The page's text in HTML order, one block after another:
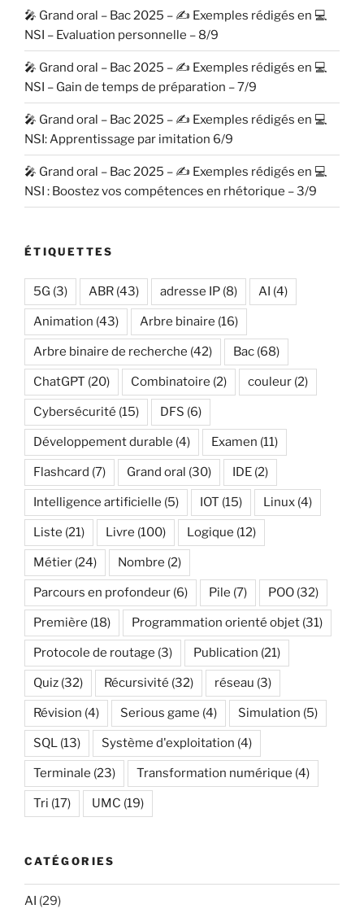
🎤 Grand oral – Bac 2025 – ✍️ Exemples rédigés en 💻
NSI – Evaluation personnelle – 8/9
🎤 Grand oral – Bac 2025 – ✍️ Exemples rédigés en 💻
NSI – Gain de temps de préparation – 7/9
🎤 Grand oral – Bac 2025 – ✍️ Exemples rédigés en 💻
NSI: Apprentissage par imitation 6/9
🎤 Grand oral – Bac 2025 – ✍️ Exemples rédigés en 💻
NSI : Boostez vos compétences en rhétorique – 3/9
ÉTIQUETTES
5G (3) ABR (43) adresse IP (8) AI (4)
Animation (43) Arbre binaire (16)
Arbre binaire de recherche (42) Bac (68)
ChatGPT (20) Combinatoire (2) couleur (2)
Cybersécurité (15) DFS (6)
Développement durable (4) Examen (11)
Flashcard (7) Grand oral (30) IDE (2)
Intelligence artificielle (5) IOT (15) Linux (4)
Liste (21) Livre (100) Logique (12)
Métier (24) Nombre (2)
Parcours en profondeur (6) Pile (7) POO (32)
Première (18) Programmation orienté objet (31)
Protocole de routage (3) Publication (21)
Quiz (32) Récursivité (32) réseau (3)
Révision (4) Serious game (4) Simulation (5)
SQL (13) Système d'exploitation (4)
Terminale (23) Transformation numérique (4)
Tri (17) UMC (19)
CATÉGORIES
AI (29)